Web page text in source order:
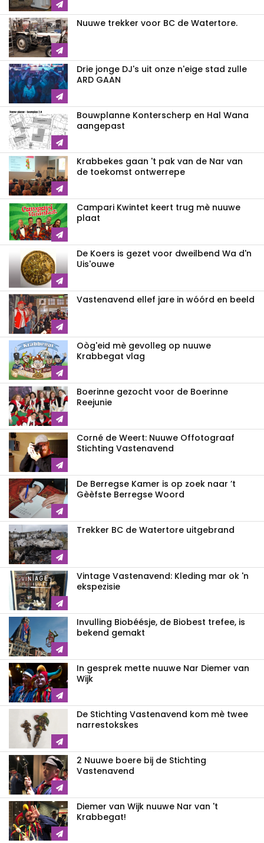
Nuuwe trekker voor BC de Watertore.
Drie jonge DJ's uit onze n'eige stad zulle
ARD GAAN
Bouwplanne Konterscherp en Hal Wana
aangepast
Krabbekes gaan 't pak van de Nar van
de toekomst ontwerrepe
Campari Kwintet keert trug mè nuuwe
plaat
De Koers is gezet voor dweilbend Wa d'n
Uis'ouwe
Vastenavend ellef jare in wóórd en beeld
Oòg'eid mè gevolleg op nuuwe
Krabbegat vlag
Boerinne gezocht voor de Boerinne
Reejunie
Corné de Weert: Nuuwe Offotograaf
Stichting Vastenavend
De Berregse Kamer is op zoek naar ’t
Gèèfste Berregse Woord
Trekker BC de Watertore uitgebrand
Vintage Vastenavend: Kleding mar ok 'n
ekspezisie
Invulling Biobéésje, de Biobest trefee, is
bekend gemakt
In gesprek mette nuuwe Nar Diemer van
Wijk
De Stichting Vastenavend kom mè twee
narrestokskes
2 Nuuwe boere bij de Stichting
Vastenavend
Diemer van Wijk nuuwe Nar van 't
Krabbegat!